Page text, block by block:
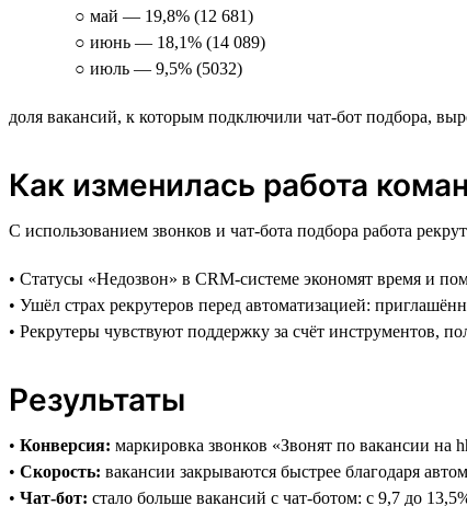
○ май — 19,8% (12 681)
○ июнь — 18,1% (14 089)
○ июль — 9,5% (5032)
доля вакансий, к которым подключили чат-бот подбора,
Как изменилась работа
С использованием звонков и чат-бота подбора работа
• Статусы «Недозвон» в CRM-системе экономят время и
• Ушёл страх рекрутеров перед автоматизацией:
• Рекрутеры чувствуют поддержку за счёт инструментов,
Результаты
• Конверсия: маркировка звонков «Звонят по вакансии на
• Скорость: вакансии закрываются быстрее благодаря
• Чат-бот: стало больше вакансий с чат-ботом: с 9,7 до